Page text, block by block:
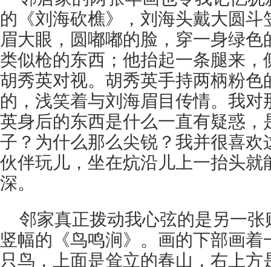
的《刘海砍樵》，刘海头戴大圆
眉大眼，圆嘟嘟的脸，穿一身绿
类似枪的东西；他抬起一条腿来
胡秀英对视。胡秀英手持两柄粉色
的，浅笑着与刘海眉目传情。我对
英身后的东西是什么一直有疑惑，
子？为什么那么尖锐？我并很喜欢
伙伴玩儿，坐在炕沿儿上一抬头就
深。
邻家真正拨动我心弦的是另一
竖幅的《鸟鸣涧》。画的下部画
只鸟，上面是耸立的春山，右上